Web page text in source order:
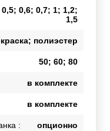
0,5; 0,6; 0,7; 1; 1,2;
1,5
полиэстер
50; 60; 80
в комплекте
в комплекте
: опционно